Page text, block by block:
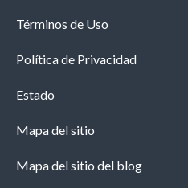
Términos de Uso
Política de Privacidad
Estado
Mapa del sitio
Mapa del sitio del blog